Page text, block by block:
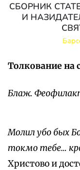
СБОРНИК
И
Толкование на
Блаж.
Молил убо бых
токмо тебе…
Христово и